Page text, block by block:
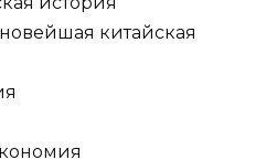
китайская